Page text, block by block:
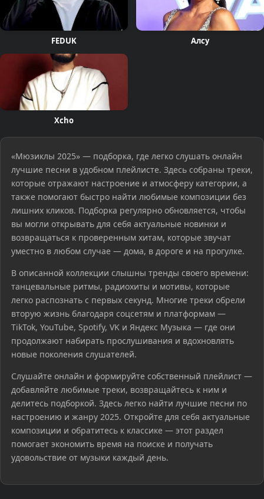
FEDUK Алсу
Xcho
«Мюзиклы 2025» — подборка, где легко слушать онлайн
лучшие песни в удобном плейлисте. Здесь собраны треки,
которые отражают настроение и атмосферу категории, а
также помогают быстро найти любимые композиции без
лишних кликов. Подборка регулярно обновляется, чтобы
вы могли открывать для себя актуальные новинки и
возвращаться к проверенным хитам, которые звучат
уместно в любом случае — дома, в дороге и на прогулке.
В описанной коллекции слышны тренды своего времени:
танцевальные ритмы, радиохиты и мотивы, которые
легко распознать с первых секунд. Многие треки обрели
вторую жизнь благодаря соцсетям и платформам —
TikTok, YouTube, Spotify, VK и Яндекс Музыка — где они
продолжают набирать прослушивания и вдохновлять
новые поколения слушателей.
Слушайте онлайн и формируйте собственный плейлист —
добавляйте любимые треки, возвращайтесь к ним и
делитесь подборкой. Здесь легко найти лучшие песни по
настроению и жанру 2025. Откройте для себя актуальные
композиции и обратитесь к классике — этот раздел
помогает экономить время на поиске и получать
удовольствие от музыки каждый день.